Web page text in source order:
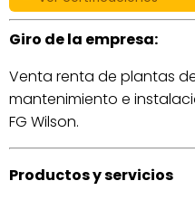
Giro de la empresa:
Venta renta de plantas
mantenimiento e
FG Wilson.
Productos y servicios